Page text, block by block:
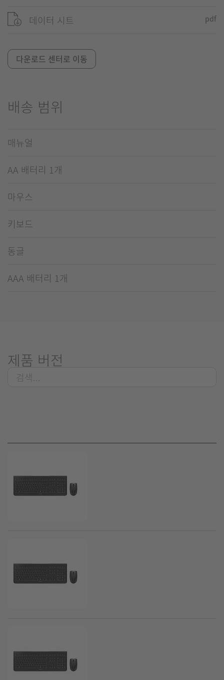
데이터 시트 pdf
다운로드 센터로 이동
배송 범위
매뉴얼
AA 배터리 1개
마우스
키보드
동글
AAA 배터리 1개
제품 버전